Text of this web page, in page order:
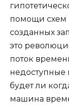
помощи схем
созданных
это
поток
недоступные
будет ли
машина